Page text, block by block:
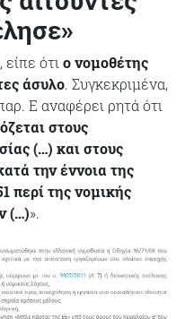
ότι ο νομοθέτης
άσυλο. Συγκεκριμένα,
Ε αναφέρει ρητά ότι
στους
(…) και στους
την έννοια της
περί της νομικής
(…)».